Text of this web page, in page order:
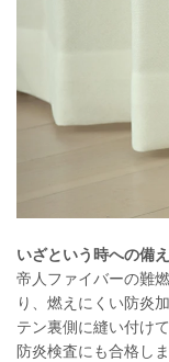
いざという時への備
帝人ファイバーの難
り、燃えにくい防炎
テン裏側に縫い付け
防炎検査にも合格し